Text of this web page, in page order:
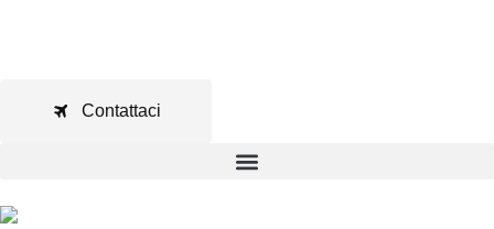
Contattaci